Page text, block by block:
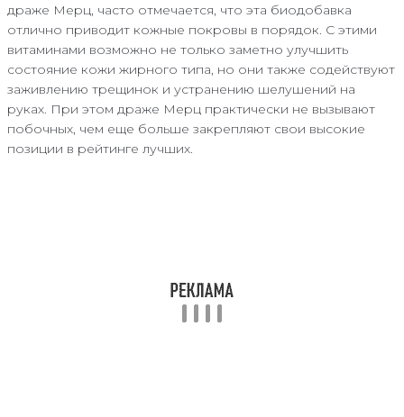
драже Мерц, часто отмечается, что эта биодобавка
отлично приводит кожные покровы в порядок. С этими
витаминами возможно не только заметно улучшить
состояние кожи жирного типа, но они также содействуют
заживлению трещинок и устранению шелушений на
руках. При этом драже Мерц практически не вызывают
побочных, чем еще больше закрепляют свои высокие
позиции в рейтинге лучших.